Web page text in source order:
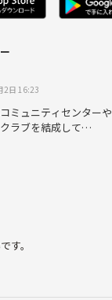
2日 16:23
ミュニティセンターや
ラブを結成して
レ)をしたいです。
す。